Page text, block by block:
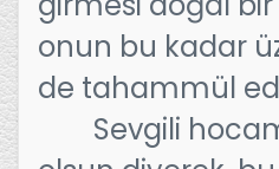
onun bu kadar
de tahammül
Sevgili